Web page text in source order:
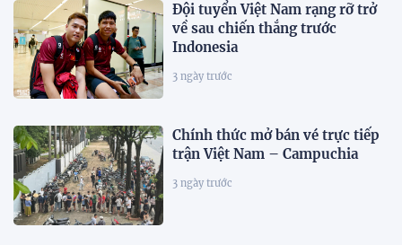
Đội tuyển Việt Nam rạng rỡ trở
về sau chiến thắng trước
Indonesia
3 ngày trước
Chính thức mở bán vé trực tiếp
trận Việt Nam – Campuchia
3 ngày trước